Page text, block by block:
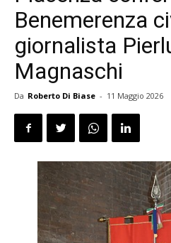
Benemerenza
giornalista
Magnaschi
Da Roberto Di Biase - 11 Maggio 2026